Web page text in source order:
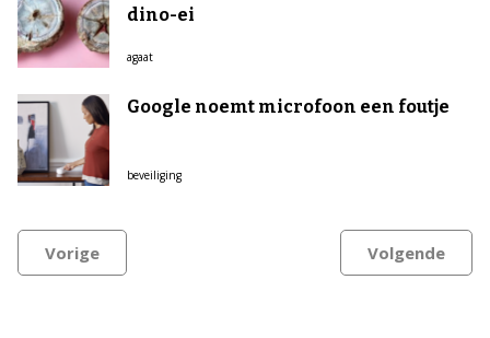
dino-ei
agaat
Google noemt microfoon een foutje
beveiliging
Vorige Volgende